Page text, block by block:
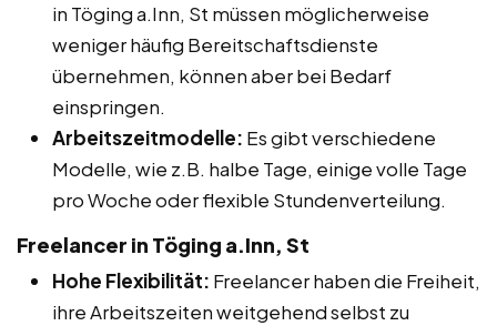
in Töging a.Inn, St müssen möglicherweise
weniger häufig Bereitschaftsdienste
übernehmen, können aber bei Bedarf
einspringen.
Arbeitszeitmodelle: Es gibt verschiedene
Modelle, wie z.B. halbe Tage, einige volle Tage
pro Woche oder flexible Stundenverteilung.
Freelancer in Töging a.Inn, St
Hohe Flexibilität: Freelancer haben die Freiheit,
ihre Arbeitszeiten weitgehend selbst zu